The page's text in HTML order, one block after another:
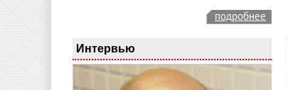
подробнее
Интервью